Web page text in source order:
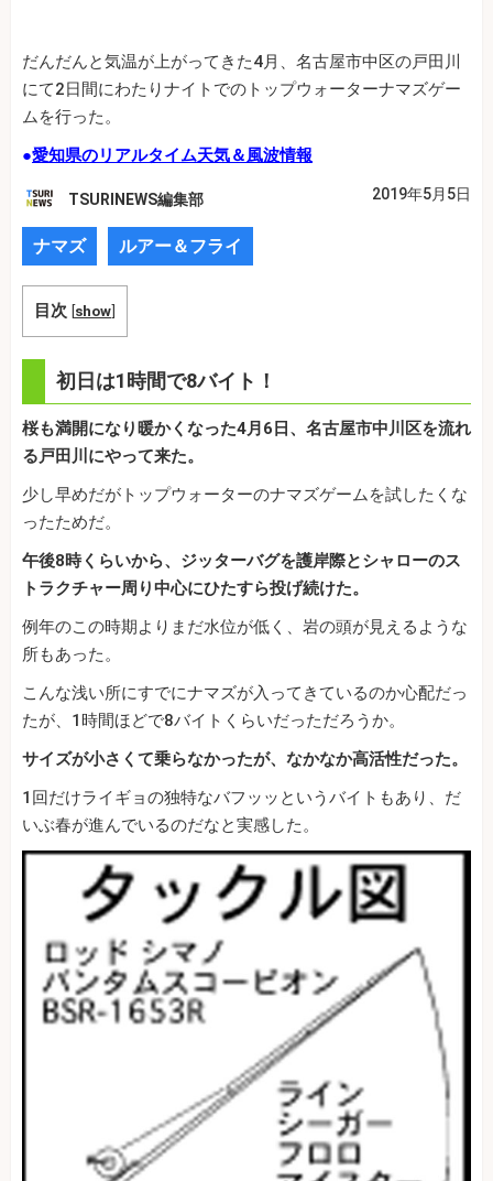
だんだんと気温が上がってきた4月、名古屋市中区の戸田川
にて2日間にわたりナイトでのトップウォーターナマズゲー
ムを行った。
●愛知県のリアルタイム天気＆風波情報
TSURINEWS編集部 2019年5月5日
ナマズ ルアー＆フライ
目次 [show]
初日は1時間で8バイト！
桜も満開になり暖かくなった4月6日、名古屋市中川区を流れ
る戸田川にやって来た。
少し早めだがトップウォーターのナマズゲームを試したくな
ったためだ。
午後8時くらいから、ジッターバグを護岸際とシャローのス
トラクチャー周り中心にひたすら投げ続けた。
例年のこの時期よりまだ水位が低く、岩の頭が見えるような
所もあった。
こんな浅い所にすでにナマズが入ってきているのか心配だっ
たが、1時間ほどで8バイトくらいだっただろうか。
サイズが小さくて乗らなかったが、なかなか高活性だった。
1回だけライギョの独特なバフッッというバイトもあり、だ
いぶ春が進んでいるのだなと実感した。